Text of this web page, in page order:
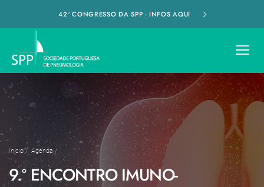
42º CONGRESSO DA SPP - INFOS AQUI
Início/ Agenda/
9.º ENCONTRO IMUNO-